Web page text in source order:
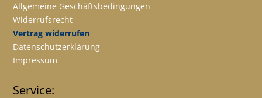
Allgemeine Geschäftsbedingungen
Widerrufsrecht
Vertrag widerrufen
Datenschutzerklärung
Impressum
Service: